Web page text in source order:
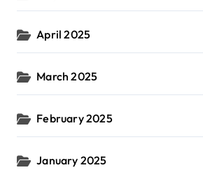
April 2025
March 2025
February 2025
January 2025